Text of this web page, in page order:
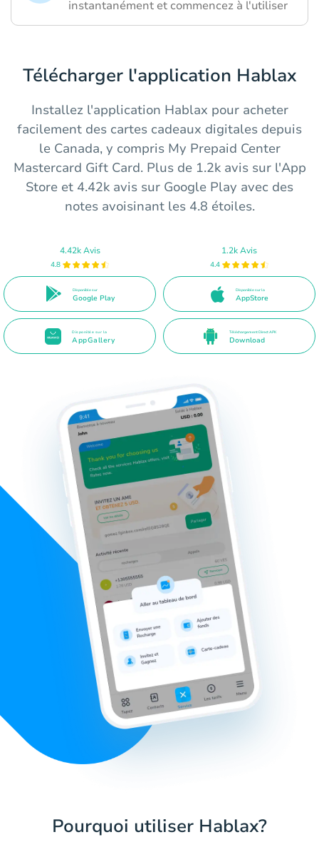
instantanément et commencez à l'utiliser
Télécharger l'application Hablax
Installez l'application Hablax pour acheter
facilement des cartes cadeaux digitales depuis
le Canada, y compris My Prepaid Center
Mastercard Gift Card. Plus de 1.2k avis sur l'App
Store et 4.42k avis sur Google Play avec des
notes avoisinant les 4.8 étoiles.
4.42k Avis
4.8
Disponible sur
Google Play
1.2k Avis
4.4
Disponible sur la
AppStore
Disponible sur la
AppGallery
Téléchargement Direct APK
Download
Pourquoi utiliser Hablax?